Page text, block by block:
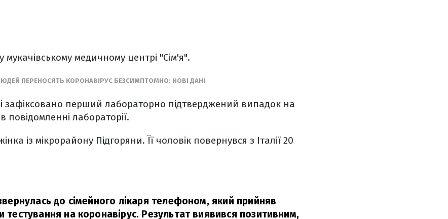
у мукачівському медичному центрі "Сім'я".
ПЕРЕНОСЯТЬ КОРОНАВІРУС БЕЗСИМПТОМНО: НОВІ ДАНІ
зафіксовано перший лабораторно підтверджений випадок на
повідомленні лабораторії.
із мікрорайону Підгоряни. Її чоловік повернувся з Італії 20
до сімейного лікаря телефоном, який прийняв
тестування на коронавірус. Результат виявився позитивним,